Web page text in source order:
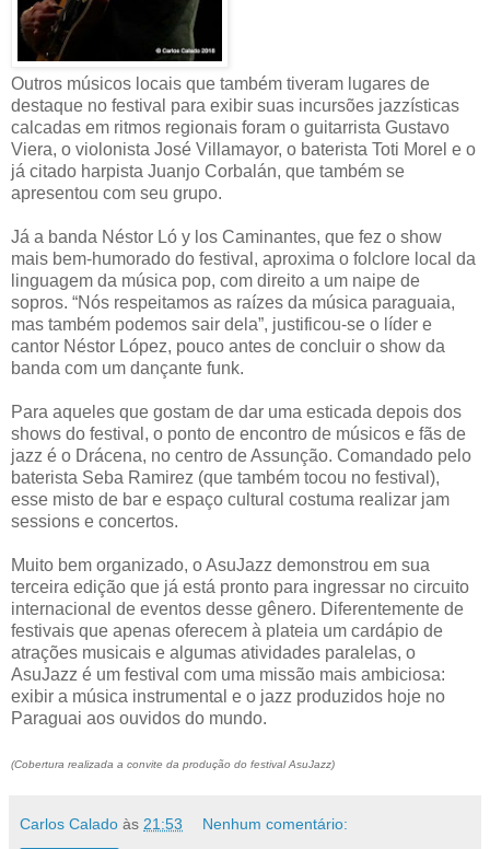
Outros músicos locais que também tiveram lugares de
destaque no festival para exibir suas incursões jazzísticas
calcadas em ritmos regionais foram o guitarrista Gustavo
Viera, o violonista José Villamayor, o baterista Toti Morel e o
já citado harpista Juanjo Corbalán, que também se
apresentou com seu grupo.
Já a banda Néstor Ló y los Caminantes, que fez o show
mais bem-humorado do festival, aproxima o folclore local da
linguagem da música pop, com direito a um naipe de
sopros. “Nós respeitamos as raízes da música paraguaia,
mas também podemos sair dela”, justificou-se o líder e
cantor Néstor López, pouco antes de concluir o show da
banda com um dançante funk.
Para aqueles que gostam de dar uma esticada depois dos
shows do festival, o ponto de encontro de músicos e fãs de
jazz é o Drácena, no centro de Assunção. Comandado pelo
baterista Seba Ramirez (que também tocou no festival),
esse misto de bar e espaço cultural costuma realizar jam
sessions e concertos.
Muito bem organizado, o AsuJazz demonstrou em sua
terceira edição que já está pronto para ingressar no circuito
internacional de eventos desse gênero. Diferentemente de
festivais que apenas oferecem à plateia um cardápio de
atrações musicais e algumas atividades paralelas, o
AsuJazz é um festival com uma missão mais ambiciosa:
exibir a música instrumental e o jazz produzidos hoje no
Paraguai aos ouvidos do mundo.
(Cobertura realizada a convite da produção do festival AsuJazz)
Carlos Calado às 21:53 Nenhum comentário: